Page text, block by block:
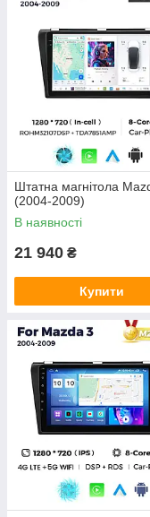
Штатна магнітола
(2004-2009)
В наявності
21 940 ₴
Купити